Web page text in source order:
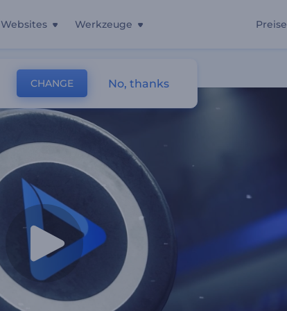
Websites Werkzeuge Preise
CHANGE No, thanks